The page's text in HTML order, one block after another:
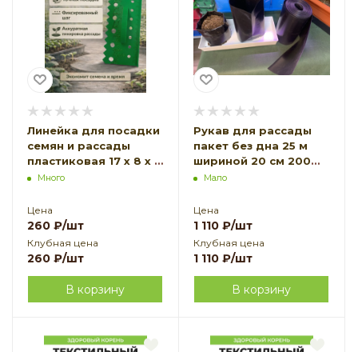
Линейка для посадки
семян и рассады
пластиковая 17 х 8 х 3
см зеленая
земледелие
Много
Цена
260 ₽/шт
Клубная цена
260 ₽/шт
В корзину
Рукав для рассады
пакет без дна 25 м
шириной 20 см 200
мкм Благодатное
Мало
Цена
1 110 ₽/шт
Клубная цена
1 110 ₽/шт
В корзину